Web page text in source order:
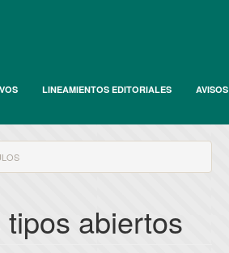
LINEAMIENTOS EDITORIALES AVISOS
abiertos